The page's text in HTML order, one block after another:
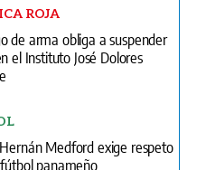
ROJA
de arma obliga a suspender
el Instituto José Dolores
Medford exige respeto
panameño